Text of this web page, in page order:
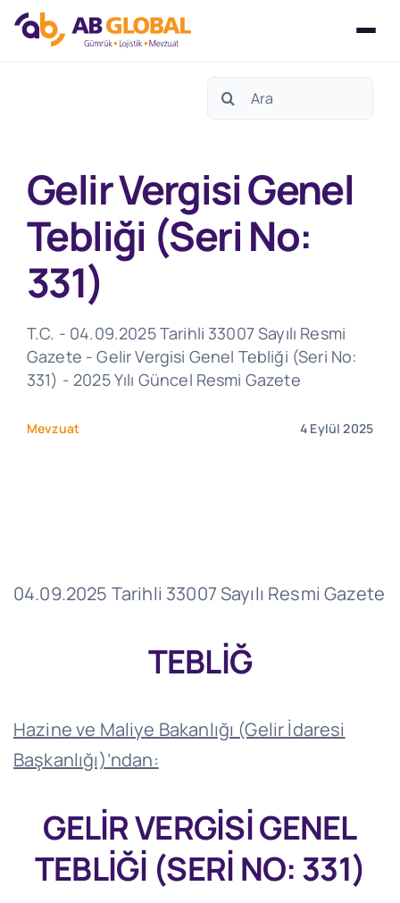
Search
Gelir Vergisi Genel
Tebliği (Seri No:
331)
T.C. - 04.09.2025 Tarihli 33007 Sayılı Resmi
Gazete - Gelir Vergisi Genel Tebliği (Seri No:
331) - 2025 Yılı Güncel Resmi Gazete
Mevzuat 4 Eylül 2025
04.09.2025 Tarihli 33007 Sayılı Resmi Gazete
TEBLİĞ
Hazine ve Maliye Bakanlığı (Gelir İdaresi
Başkanlığı)’ndan:
GELİR VERGİSİ GENEL
TEBLİĞİ (SERİ NO: 331)